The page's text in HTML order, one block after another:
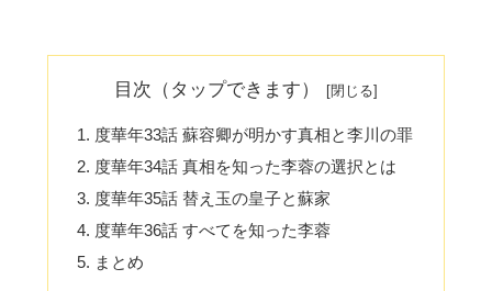
目次（タップできます）
度華年33話 蘇容卿が明かす真相と李川の罪
度華年34話 真相を知った李蓉の選択とは
度華年35話 替え玉の皇子と蘇家
度華年36話 すべてを知った李蓉
まとめ